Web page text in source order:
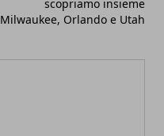
scopriamo insieme
Milwaukee, Orlando e Utah